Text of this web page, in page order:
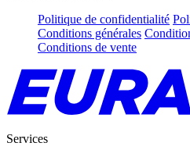
Politique de confidentialité
Conditions générales
Conditions de vente
Services